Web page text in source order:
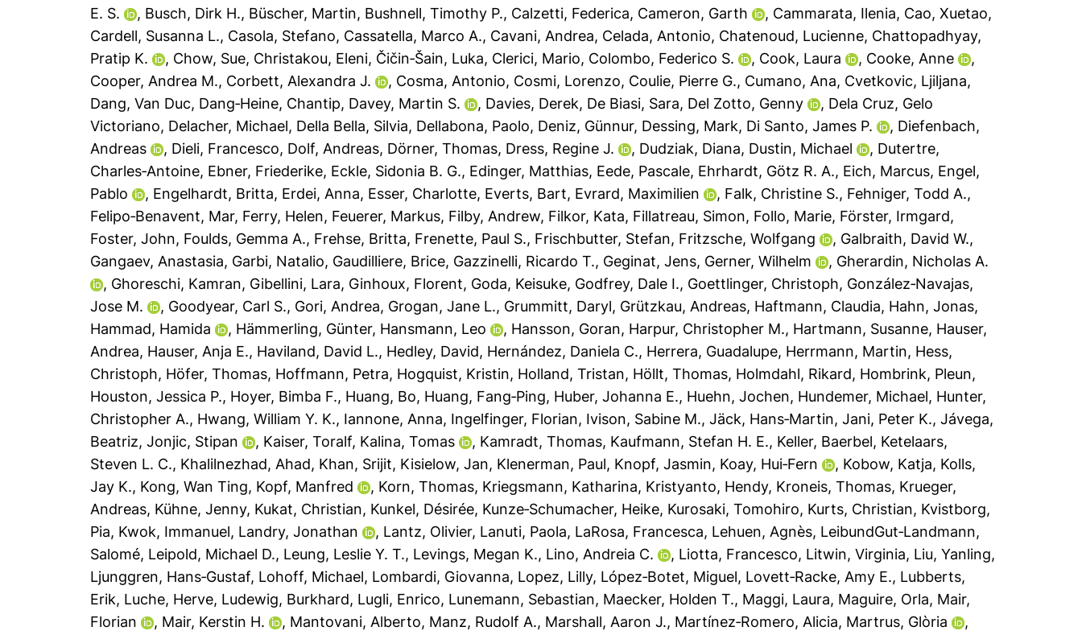
E. S.
, Busch, Dirk H., Büscher, Martin, Bushnell, Timothy P., Calzetti, Federica, Cameron, Garth , Cammarata, Ilenia, Cao, Xuetao,
Cardell, Susanna L., Casola, Stefano, Cassatella, Marco A., Cavani, Andrea, Celada, Antonio, Chatenoud, Lucienne, Chattopadhyay,
Pratip K.
, Chow, Sue, Christakou, Eleni, Čičin‐Šain, Luka, Clerici, Mario, Colombo, Federico S. , Cook, Laura , Cooke, Anne
,
Cooper, Andrea M., Corbett, Alexandra J. , Cosma, Antonio, Cosmi, Lorenzo, Coulie, Pierre G., Cumano, Ana, Cvetkovic, Ljiljana,
Dang, Van Duc, Dang‐Heine, Chantip, Davey, Martin S. , Davies, Derek, De Biasi, Sara, Del Zotto, Genny , Dela Cruz, Gelo
Victoriano, Delacher, Michael, Della Bella, Silvia, Dellabona, Paolo, Deniz, Günnur, Dessing, Mark, Di Santo, James P. , Diefenbach,
Andreas
, Dieli, Francesco, Dolf, Andreas, Dörner, Thomas, Dress, Regine J. , Dudziak, Diana, Dustin, Michael , Dutertre,
Charles‐Antoine, Ebner, Friederike, Eckle, Sidonia B. G., Edinger, Matthias, Eede, Pascale, Ehrhardt, Götz R. A., Eich, Marcus, Engel,
Pablo
, Engelhardt, Britta, Erdei, Anna, Esser, Charlotte, Everts, Bart, Evrard, Maximilien , Falk, Christine S., Fehniger, Todd A.,
Felipo‐Benavent, Mar, Ferry, Helen, Feuerer, Markus, Filby, Andrew, Filkor, Kata, Fillatreau, Simon, Follo, Marie, Förster, Irmgard,
Foster, John, Foulds, Gemma A., Frehse, Britta, Frenette, Paul S., Frischbutter, Stefan, Fritzsche, Wolfgang , Galbraith, David W.,
Gangaev, Anastasia, Garbi, Natalio, Gaudilliere, Brice, Gazzinelli, Ricardo T., Geginat, Jens, Gerner, Wilhelm , Gherardin, Nicholas A.
, Ghoreschi, Kamran, Gibellini, Lara, Ginhoux, Florent, Goda, Keisuke, Godfrey, Dale I., Goettlinger, Christoph, González‐Navajas,
Jose M.
, Goodyear, Carl S., Gori, Andrea, Grogan, Jane L., Grummitt, Daryl, Grützkau, Andreas, Haftmann, Claudia, Hahn, Jonas,
Hammad, Hamida
, Hämmerling, Günter, Hansmann, Leo , Hansson, Goran, Harpur, Christopher M., Hartmann, Susanne, Hauser,
Andrea, Hauser, Anja E., Haviland, David L., Hedley, David, Hernández, Daniela C., Herrera, Guadalupe, Herrmann, Martin, Hess,
Christoph, Höfer, Thomas, Hoffmann, Petra, Hogquist, Kristin, Holland, Tristan, Höllt, Thomas, Holmdahl, Rikard, Hombrink, Pleun,
Houston, Jessica P., Hoyer, Bimba F., Huang, Bo, Huang, Fang‐Ping, Huber, Johanna E., Huehn, Jochen, Hundemer, Michael, Hunter,
Christopher A., Hwang, William Y. K., Iannone, Anna, Ingelfinger, Florian, Ivison, Sabine M.,Jäck, Hans‐Martin,Jani, Peter K.,Jávega,
Beatriz,Jonjic, Stipan , Kaiser, Toralf, Kalina, Tomas , Kamradt, Thomas, Kaufmann, Stefan H. E., Keller, Baerbel, Ketelaars,
Steven L. C., Khalilnezhad, Ahad, Khan, Srijit, Kisielow, Jan, Klenerman, Paul, Knopf, Jasmin, Koay, Hui‐Fern , Kobow, Katja, Kolls,
Jay K., Kong, Wan Ting, Kopf, Manfred , Korn, Thomas, Kriegsmann, Katharina, Kristyanto, Hendy, Kroneis, Thomas, Krueger,
Andreas, Kühne, Jenny, Kukat, Christian, Kunkel, Désirée, Kunze‐Schumacher, Heike, Kurosaki, Tomohiro, Kurts, Christian, Kvistborg,
Pia, Kwok, Immanuel, Landry, Jonathan , Lantz, Olivier, Lanuti, Paola, LaRosa, Francesca, Lehuen, Agnès, LeibundGut‐Landmann,
Salomé, Leipold, Michael D., Leung, Leslie Y. T., Levings, Megan K., Lino, Andreia C. , Liotta, Francesco, Litwin, Virginia, Liu, Yanling,
Ljunggren, Hans‐Gustaf, Lohoff, Michael, Lombardi, Giovanna, Lopez, Lilly, López‐Botet, Miguel, Lovett‐Racke, Amy E., Lubberts,
Erik, Luche, Herve, Ludewig, Burkhard, Lugli, Enrico, Lunemann, Sebastian, Maecker, Holden T., Maggi, Laura, Maguire, Orla, Mair,
Florian
, Mair, Kerstin H. , Mantovani, Alberto, Manz, Rudolf A., Marshall, Aaron J., Martínez‐Romero, Alicia, Martrus, Glòria
,